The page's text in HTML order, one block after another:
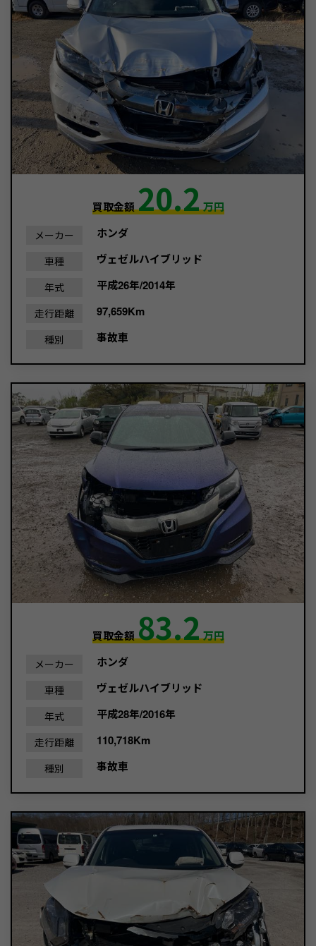
買取金額20.2万円
メーカー ホンダ
車種 ヴェゼルハイブリッド
年式 平成26年/2014年
走行距離 97,659Km
種別 事故車
買取金額83.2万円
メーカー ホンダ
車種 ヴェゼルハイブリッド
年式 平成28年/2016年
走行距離 110,718Km
種別 事故車